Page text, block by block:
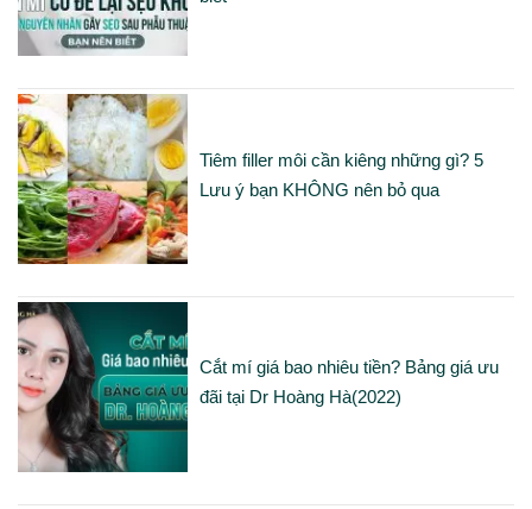
Tiêm filler môi cần kiêng những gì? 5
Lưu ý bạn KHÔNG nên bỏ qua
Cắt mí giá bao nhiêu tiền? Bảng giá ưu
đãi tại Dr Hoàng Hà(2022)